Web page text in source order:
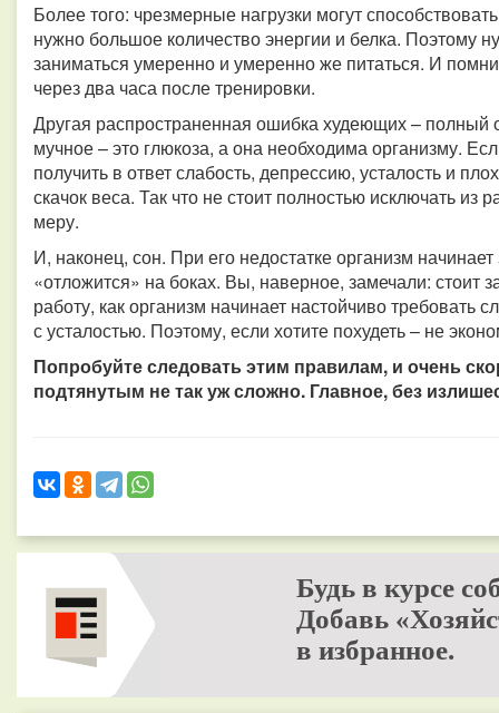
Более того: чрезмерные нагрузки могут
нужно большое количество энергии и белка. Поэтому
заниматься умеренно и умеренно же питаться. И
через два часа после тренировки.
Другая распространенная ошибка худеющих – полный
мучное – это глюкоза, а она необходима организму.
получить в ответ слабость, депрессию, усталость и
скачок веса. Так что не стоит полностью исключать
меру.
И, наконец, сон. При его недостатке организм
«отложится» на боках. Вы, наверное, замечали: стоит
работу, как организм начинает настойчиво требовать
с усталостью. Поэтому, если хотите похудеть – не
Попробуйте следовать этим правилам, и очень
подтянутым не так уж сложно. Главное, без
Будь в курсе
Добавь
в избранное.